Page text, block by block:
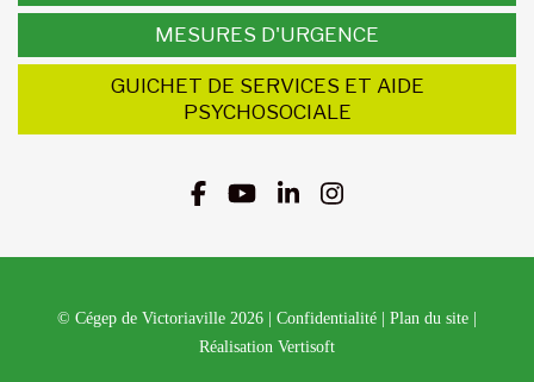
MESURES D'URGENCE
GUICHET DE SERVICES ET AIDE
PSYCHOSOCIALE
© Cégep de Victoriaville 2026 Confidentialité Plan du site
Réalisation Vertisoft